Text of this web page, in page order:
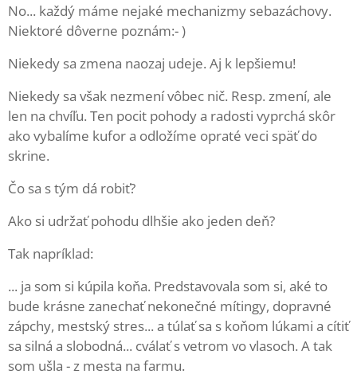
No... každý máme nejaké mechanizmy sebazáchovy.
Niektoré dôverne poznám:- )
Niekedy sa zmena naozaj udeje. Aj k lepšiemu!
Niekedy sa však nezmení vôbec nič. Resp. zmení, ale
len na chvíľu. Ten pocit pohody a radosti vyprchá skôr
ako vybalíme kufor a odložíme opraté veci späť do
skrine.
Čo sa s tým dá robiť?
Ako si udržať pohodu dlhšie ako jeden deň?
Tak napríklad:
... ja som si kúpila koňa. Predstavovala som si, aké to
bude krásne zanechať nekonečné mítingy, dopravné
zápchy, mestský stres... a túlať sa s koňom lúkami a cítiť
sa silná a slobodná... cválať s vetrom vo vlasoch. A tak
som ušla - z mesta na farmu.